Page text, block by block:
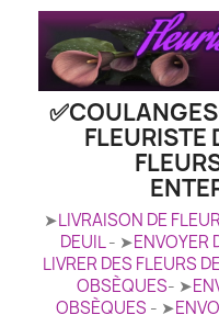
FLEURISTE
➤LIVRAISON DE
DEUIL- ➤ENVOYER
LIVRER DES FLEURS
OBSÈQUES- ➤
OBSÈQUES - ➤